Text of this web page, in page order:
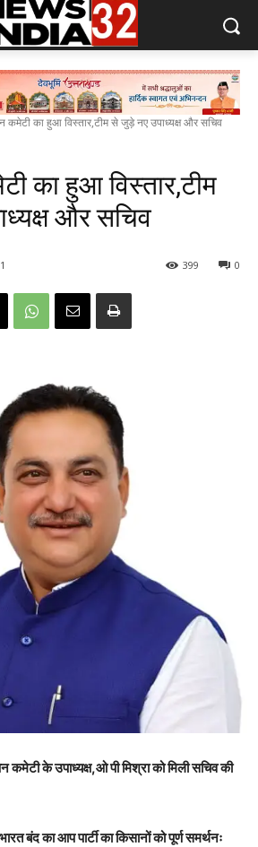
का हुआ विस्तार,टीम से जुड़े नए उपाध्यक्ष और सचिव
का हुआ विस्तार,टीम
और सचिव
0
399
के उपाध्यक्ष,ओ पी मिश्रा को मिली सचिव की
बंद का आप पार्टी का किसानों को पूर्ण समर्थनः